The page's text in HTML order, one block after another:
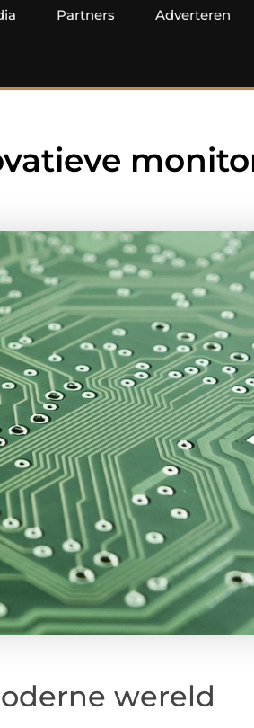
Partners Adverteren
wereld